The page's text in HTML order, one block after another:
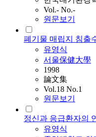
Vol.- No.-
원문보기
폐기물 매립지 침출
유영식
서울保健大學
1998
論文集
Vol.18 No.1
원문보기
정신과 응급환자의
유영식